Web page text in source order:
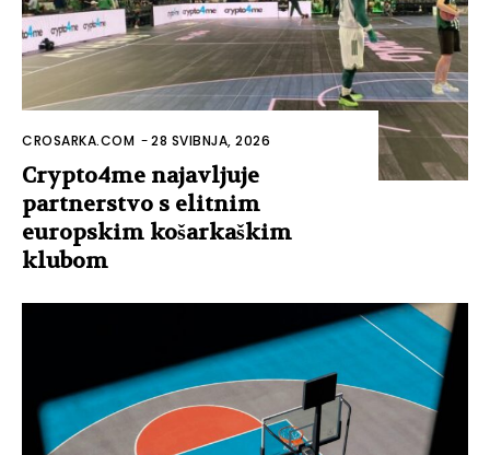
CROSARKA.COM -28 SVIBNJA, 2026
Crypto4me najavljuje
partnerstvo s elitnim
europskim košarkaškim
klubom